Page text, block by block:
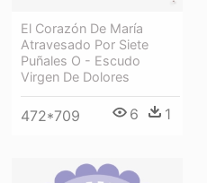
El Corazón De María
Atravesado Por Siete
Puñales O - Escudo
Virgen De Dolores
472*709 6 1